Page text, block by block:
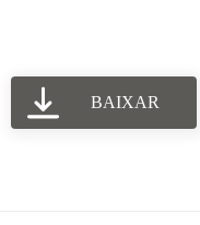
BAIXAR